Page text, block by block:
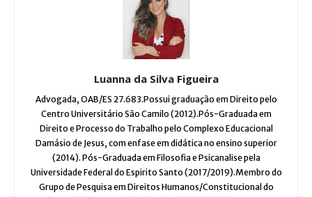
Luanna da Silva Figueira
Advogada, OAB/ES 27.683.Possui graduação em Direito pelo
Centro Universitário São Camilo (2012).Pós-Graduada em
Direito e Processo do Trabalho pelo Complexo Educacional
Damásio de Jesus, com enfase em didática no ensino superior
(2014). Pós-Graduada em Filosofia e Psicanalise pela
Universidade Federal do Espirito Santo (2017/2019).Membro do
Grupo de Pesquisa em Direitos Humanos/Constitucional do